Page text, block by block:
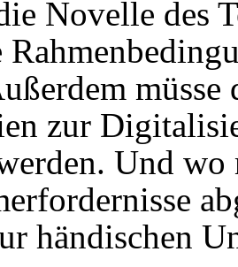
Novelle des
zur
Und
händischen